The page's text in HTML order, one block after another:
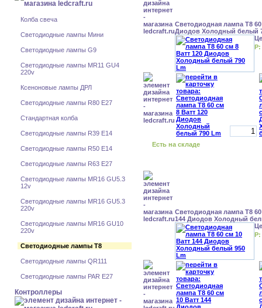
Колба свеча
Светодиодные лампы Мини
Светодиодные лампы G9
Светодиодные лампы MR11 GU4
220v
Ксеноновые лампы ДРЛ
Светодиодные лампы R80 E27
Стандартная колба
Светодиодные лампы R39 E14
Светодиодные лампы R50 E14
Светодиодные лампы R63 E27
Светодиодные лампы MR16 GU5.3
12v
Светодиодные лампы MR16 GU5.3
220v
Светодиодные лампы MR16 GU10
220v
Светодиодные лампы Т8
Светодиодные лампы QR111
Светодиодные лампы PAR E27
Контроллеры
Светодиодная лампа Т8 60
Диодов Холодный белый
Р:
Есть на складе
Светодиодная лампа Т8 60
144 Диодов Холодный
Р: